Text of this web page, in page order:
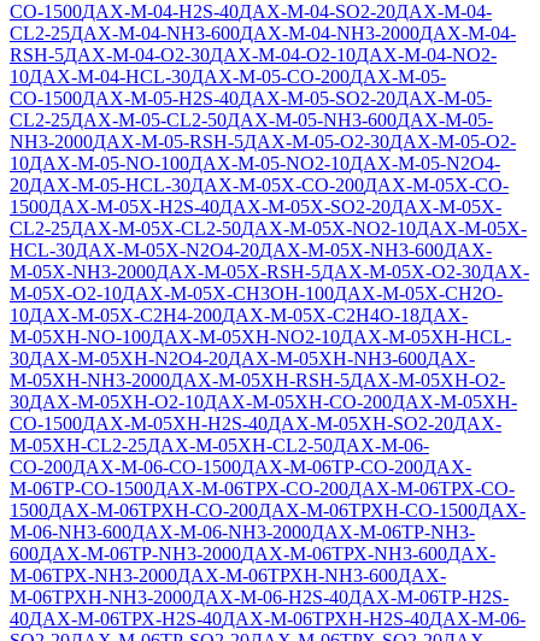
СО-1500ДАХ-М-04-Н2S-40ДАХ-М-04-SO2-20ДАХ-М-04-
CL2-25ДАХ-М-04-NH3-600ДАХ-М-04-NH3-2000ДАХ-М-04-
RSH-5ДАХ-М-04-O2-30ДАХ-М-04-O2-10ДАХ-М-04-NO2-
10ДАХ-М-04-HCL-30ДАХ-М-05-СО-200ДАХ-М-05-
СО-1500ДАХ-М-05-H2S-40ДАХ-М-05-SO2-20ДАХ-М-05-
CL2-25ДАХ-М-05-CL2-50ДАХ-М-05-NH3-600ДАХ-М-05-
NH3-2000ДАХ-М-05-RSH-5ДАХ-М-05-O2-30ДАХ-М-05-O2-
10ДАХ-М-05-NO-100ДАХ-М-05-NO2-10ДАХ-М-05-N2O4-
20ДАХ-М-05-HCL-30ДАХ-М-05Х-CO-200ДАХ-М-05Х-CO-
1500ДАХ-М-05Х-H2S-40ДАХ-М-05Х-SO2-20ДАХ-М-05Х-
CL2-25ДАХ-М-05Х-CL2-50ДАХ-М-05Х-NO2-10ДАХ-М-05Х-
HCL-30ДАХ-М-05Х-N2O4-20ДАХ-М-05Х-NH3-600ДАХ-
М-05Х-NH3-2000ДАХ-М-05Х-RSH-5ДАХ-М-05Х-O2-30ДАХ-
М-05Х-O2-10ДАХ-М-05Х-CH3OH-100ДАХ-М-05Х-CH2O-
10ДАХ-М-05Х-C2H4-200ДАХ-М-05Х-C2H4O-18ДАХ-
М-05ХН-NO-100ДАХ-М-05ХН-NO2-10ДАХ-М-05ХН-HCL-
30ДАХ-М-05ХН-N2O4-20ДАХ-М-05ХН-NH3-600ДАХ-
М-05ХН-NH3-2000ДАХ-М-05ХН-RSH-5ДАХ-М-05ХН-O2-
30ДАХ-М-05ХН-O2-10ДАХ-М-05ХН-CO-200ДАХ-М-05ХН-
CO-1500ДАХ-М-05ХН-H2S-40ДАХ-М-05ХН-SO2-20ДАХ-
М-05ХН-CL2-25ДАХ-М-05ХН-CL2-50ДАХ-М-06-
СО-200ДАХ-М-06-СО-1500ДАХ-М-06ТР-CO-200ДАХ-
М-06ТР-CO-1500ДАХ-М-06ТРХ-CO-200ДАХ-М-06ТРХ-CO-
1500ДАХ-М-06ТРХН-CO-200ДАХ-М-06ТРХН-CO-1500ДАХ-
М-06-NH3-600ДАХ-М-06-NH3-2000ДАХ-М-06ТР-NH3-
600ДАХ-М-06ТР-NH3-2000ДАХ-М-06ТРХ-NH3-600ДАХ-
М-06ТРХ-NH3-2000ДАХ-М-06ТРХН-NH3-600ДАХ-
М-06ТРХН-NH3-2000ДАХ-М-06-Н2S-40ДАХ-М-06ТР-Н2S-
40ДАХ-М-06ТРХ-H2S-40ДАХ-М-06ТРХН-H2S-40ДАХ-М-06-